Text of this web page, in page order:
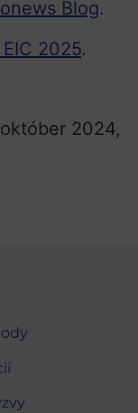
Blog.
2025.
2024,